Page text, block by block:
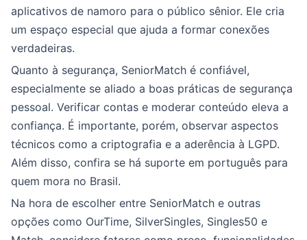
aplicativos de namoro para o público sênior. Ele cria
um espaço especial que ajuda a formar conexões
verdadeiras.
Quanto à segurança, SeniorMatch é confiável,
especialmente se aliado a boas práticas de segurança
pessoal. Verificar contas e moderar conteúdo eleva a
confiança. É importante, porém, observar aspectos
técnicos como a criptografia e a aderência à LGPD.
Além disso, confira se há suporte em português para
quem mora no Brasil.
Na hora de escolher entre SeniorMatch e outras
opções como OurTime, SilverSingles, Singles50 e